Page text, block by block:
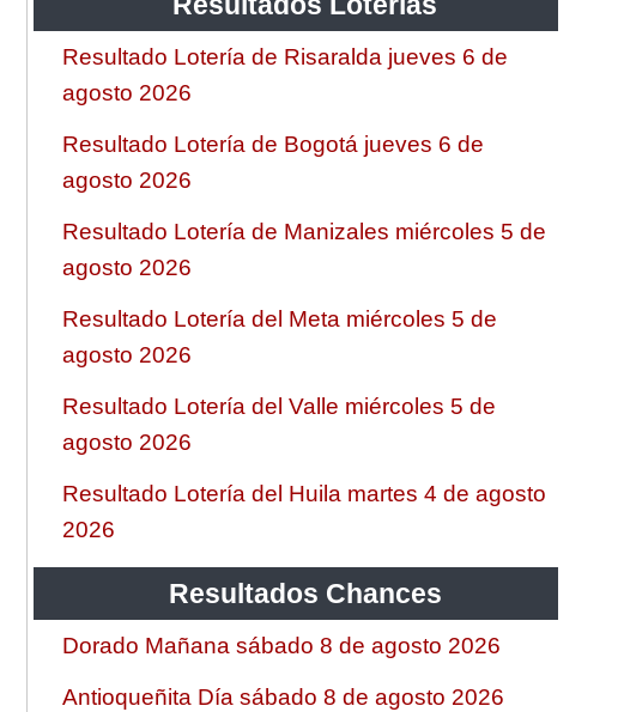
Resultado Lotería de Risaralda jueves 6 de
agosto 2026
Resultado Lotería de Bogotá jueves 6 de
agosto 2026
Resultado Lotería de Manizales miércoles 5 de
agosto 2026
Resultado Lotería del Meta miércoles 5 de
agosto 2026
Resultado Lotería del Valle miércoles 5 de
agosto 2026
Resultado Lotería del Huila martes 4 de agosto
2026
Resultados Chances
Dorado Mañana sábado 8 de agosto 2026
Antioqueñita Día sábado 8 de agosto 2026